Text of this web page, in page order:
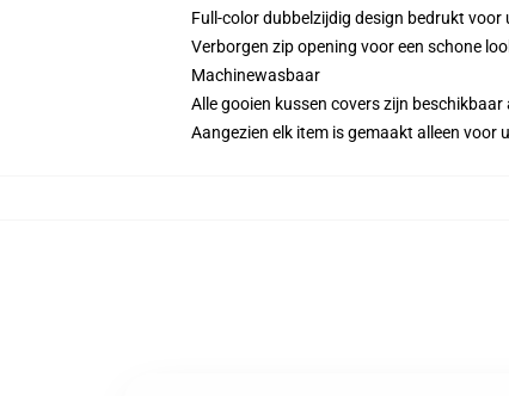
Full-color dubbelzijdig design bedrukt voor
Verborgen zip opening voor een schone
Machinewasbaar
Alle gooien kussen covers zijn
Aangezien elk item is gemaakt alleen voor